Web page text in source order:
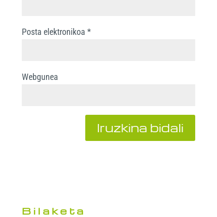
Posta elektronikoa *
Webgunea
Bilaketa